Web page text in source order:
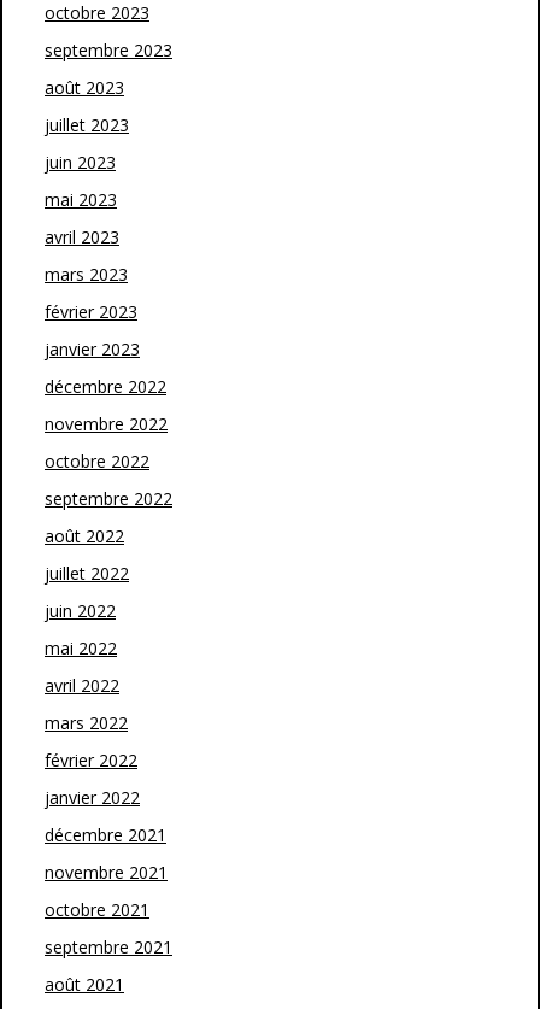
octobre 2023
septembre 2023
août 2023
juillet 2023
juin 2023
mai 2023
avril 2023
mars 2023
février 2023
janvier 2023
décembre 2022
novembre 2022
octobre 2022
septembre 2022
août 2022
juillet 2022
juin 2022
mai 2022
avril 2022
mars 2022
février 2022
janvier 2022
décembre 2021
novembre 2021
octobre 2021
septembre 2021
août 2021